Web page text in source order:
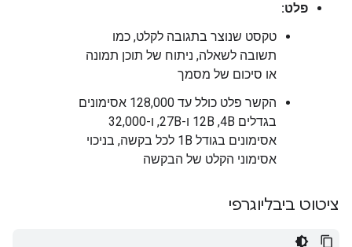
פלט:
טקסט שנוצר בתגובה לקלט, כמו
תשובה לשאלה, ניתוח של תוכן תמונה
או סיכום של מסמך
הקשר פלט כולל עד 128,000 אסימונים
בגדלים 4B,‏ 12B ו-27B, ו-32,000
אסימונים בגודל 1B לכל בקשה, בניכוי
אסימוני הקלט של הבקשה
ציטוט ביבליוגרפי